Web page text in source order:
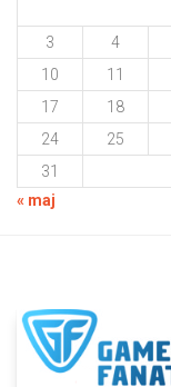
3
4
10
11
17
18
24
25
31
« maj